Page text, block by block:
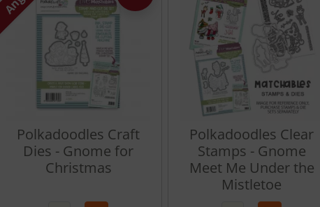
Polkadoodles Craft
Dies - Gnome for
Christmas
Polkadoodles Clear
Stamps - Gnome
Meet Me Under the
Mistletoe